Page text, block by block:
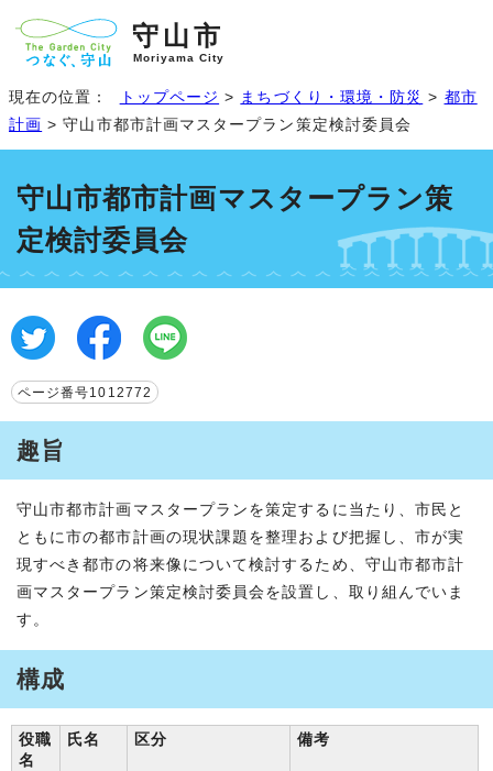
守山市
Moriyama City
現在の位置： トップページ > まちづくり・環境・防災 > 都市
計画 > 守山市都市計画マスタープラン策定検討委員会
守山市都市計画マスタープラン策
定検討委員会
ページ番号1012772
趣旨
守山市都市計画マスタープランを策定するに当たり、市民と
ともに市の都市計画の現状課題を整理および把握し、市が実
現すべき都市の将来像について検討するため、守山市都市計
画マスタープラン策定検討委員会を設置し、取り組んでいま
す。
構成
役職
名
氏名 区分 備考